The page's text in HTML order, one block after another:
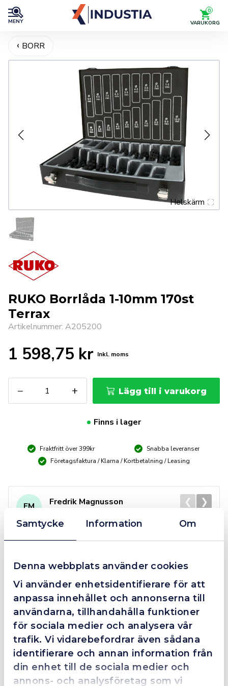
Samtycke Information Om
Denna webbplats använder cookies
Vi använder enhetsidentifierare för att
anpassa innehållet och annonserna till
användarna, tillhandahålla funktioner
för sociala medier och analysera vår
trafik. Vi vidarebefordrar även sådana
identifierare och annan information från
din enhet till de sociala medier och
annons- och analysföretag som vi
MENY
0
VARUKORG
BORR
Helskärm
RUKO Borrlåda 1-10mm 170st
Terrax
Artikelnummer: A205200
1 598,75 kr Inkl. moms
−
Borrlåda
1-
mängd
+ Lägg till i varukorg
Finns i lager
Fraktfritt över 399kr
Snabba leveranser
Företagsfaktura / Klarna / Kortbetalning / Leasing
10 Reviews
FM
Fredrik Magnusson
Grym service!
Dom här grabbarna är definitionen av serviceminded.
Trots en billigare order, som det blev lite strul med,
så agerade dom blixtsnabbt och löste det långt över
förväntan. Hade kontakt med Alexander, som förtjänar
en extra guldstjärna.
❮ ❯